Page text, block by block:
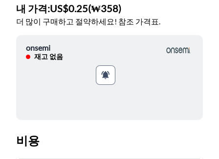
내 가격:US$0.25(₩358)
더 많이 구매하고 절약하세요! 참조 가격표.
onsemi
재고 없음
비용